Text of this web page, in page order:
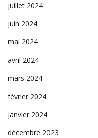
juillet 2024
juin 2024
mai 2024
avril 2024
mars 2024
février 2024
janvier 2024
décembre 2023